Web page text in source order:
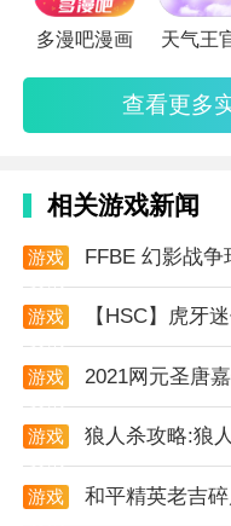
1. 提供海量表盘模板
个性化需求。
2. 高度自定义功能，
时间显示、日期格式
3. 实时天气、 日历提
实用。
4. 支持自定义表盘动
5. 定期更新模板和功
多漫吧漫画 天气王
查看更多
相关游戏新闻
游戏
FFBE 幻影战
游戏
【HSC】虎牙
游戏
2021网元圣唐
游戏
狼人杀攻略:狼
游戏
和平精英老吉